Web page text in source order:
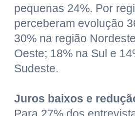
pequenas 24%. Por
perceberam evolução
30% na região
Oeste; 18% na Sul e
Sudeste.
Juros baixos e